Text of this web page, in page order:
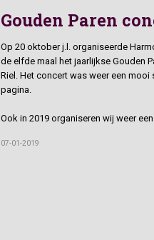
Gouden Paren
Op 20 oktober j.l. organiseerde
de elfde maal het jaarlijkse Gouden
Riel. Het concert was weer een
pagina.
Ook in 2019 organiseren wij weer
07-01-2019